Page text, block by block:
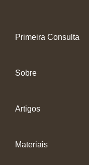
Primeira Consulta
Sobre
Artigos
Materiais